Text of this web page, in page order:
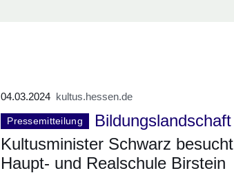
04.03.2024 kultus.hessen.de
Pressemitteilung
Bildungslandschaft
Kultusminister Schwarz besucht
Haupt- und Realschule Birstein